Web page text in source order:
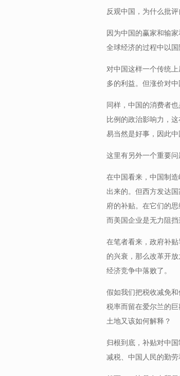
反观中国，为什么批
因为中国的赢家和输
全球经济的过程中以国
对中国这样一个传统
多的利益。但涨价对中
同样，中国的消费者
比例的政治影响力，
易当然是好事，因此中
这里有另外一个重要
在中国看来，中国制
出来的。但西方发达
府的补贴。在它们的
而美国企业是无力阻
在笔者看来，政府补
的兴衰，那么改革开
经济竞争中落败了。
假如我们把税收减免
税率而留在爱尔兰的
土地又该如何解释？
归根到底，补贴对中
减税、中国人民的勤劳